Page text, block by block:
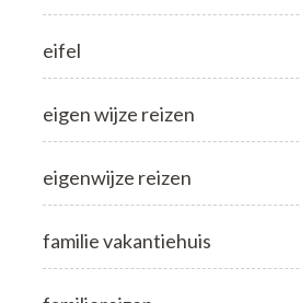
eifel
eigen wijze reizen
eigenwijze reizen
familie vakantiehuis